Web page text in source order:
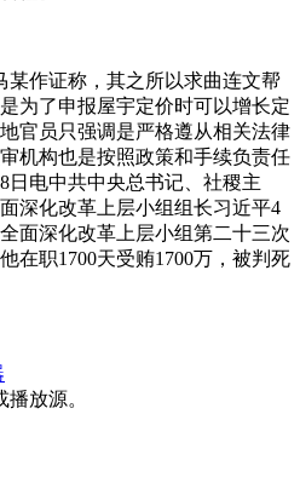
某作证称，其之所以求曲连文帮
为了申报屋宇定价时可以增长定
官员只强调是严格遵从相关法律
机构也是按照政策和手续负责任
日电中共中央总书记、社稷主
深化改革上层小组组长习近平4
面深化改革上层小组第二十三次
在职1700天受贿1700万，被判死
播放源。